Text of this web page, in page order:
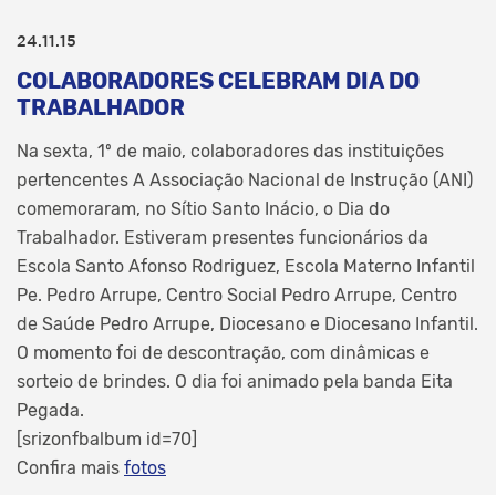
24.11.15
COLABORADORES CELEBRAM DIA DO
TRABALHADOR
Na sexta, 1º de maio, colaboradores das instituições
pertencentes A Associação Nacional de Instrução (ANI)
comemoraram, no Sítio Santo Inácio, o Dia do
Trabalhador. Estiveram presentes funcionários da
Escola Santo Afonso Rodriguez, Escola Materno Infantil
Pe. Pedro Arrupe, Centro Social Pedro Arrupe, Centro
de Saúde Pedro Arrupe, Diocesano e Diocesano Infantil.
O momento foi de descontração, com dinâmicas e
sorteio de brindes. O dia foi animado pela banda Eita
Pegada.
[srizonfbalbum id=70]
Confira mais fotos